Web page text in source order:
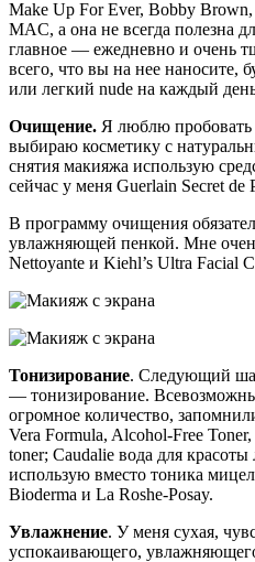
Make Up For Ever, Bobby
MAC, а она не всегда полезна
главное — ежедневно и очень
всего, что вы на нее наносите,
или легкий nude на каждый
Очищение. Я люблю пробовать
выбираю косметику с
снятия макияжа использую
сейчас у меня Guerlain Secret de
В программу очищения
увлажняющей пенкой. Мне
Nettoyante и Kiehl’s Ultra Facial
Тонизирование. Следующий
— тонизирование.
огромное количество,
Vera Formula, Alcohol-Free
toner; Caudalie вода для
использую вместо тоника
Bioderma и La Roshe-Posay.
Увлажнение. У меня сухая,
успокаивающего,